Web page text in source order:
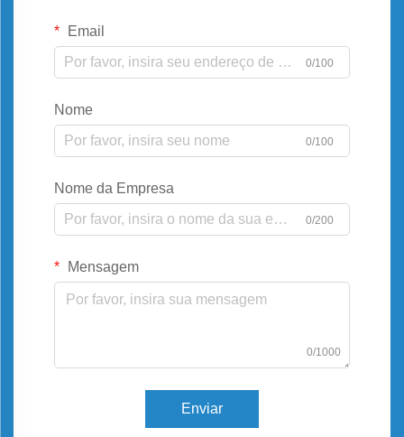
Email
0/100
Nome
0/100
Nome da Empresa
0/200
Mensagem
0/1000
Enviar